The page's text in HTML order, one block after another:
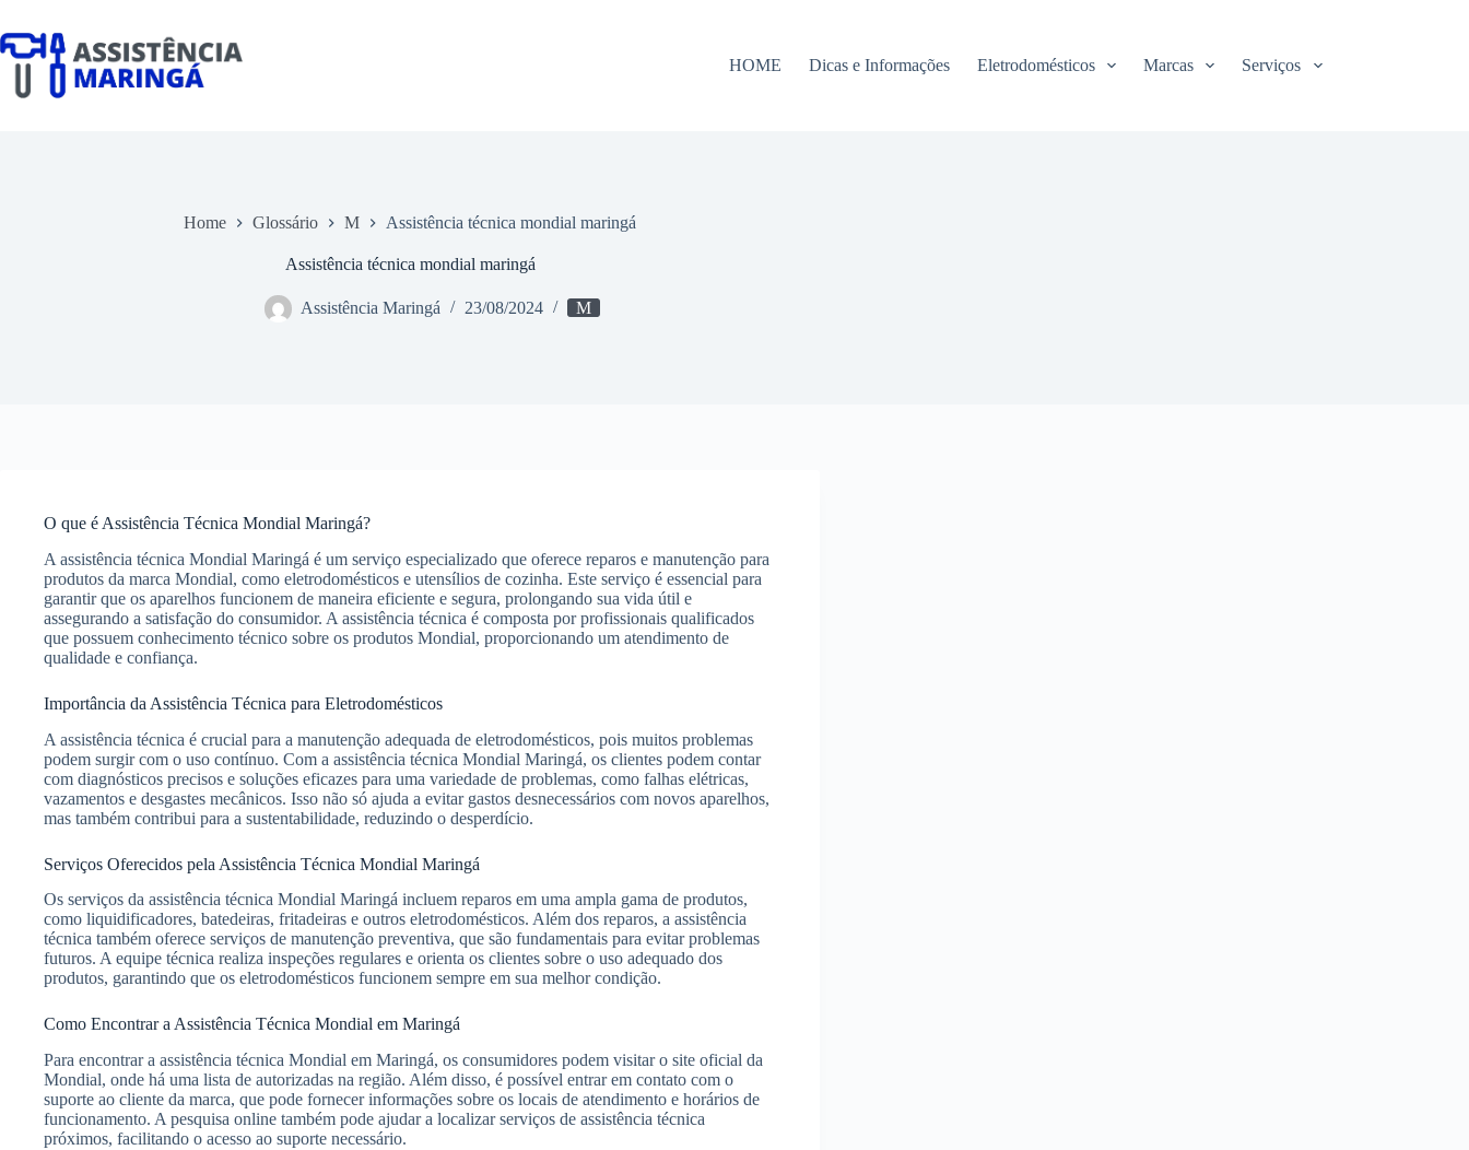
o
conteúdo
HOME Dicas e Informações Eletrodomésticos Marcas Serviços
Home Glossário M Assistência técnica mondial maringá
Assistência técnica mondial maringá
Assistência Maringá 23/08/2024 M
O que é Assistência Técnica Mondial Maringá?
A assistência técnica Mondial Maringá é um serviço especializado que oferece reparos e manutenção para
produtos da marca Mondial, como eletrodomésticos e utensílios de cozinha. Este serviço é essencial para
garantir que os aparelhos funcionem de maneira eficiente e segura, prolongando sua vida útil e
assegurando a satisfação do consumidor. A assistência técnica é composta por profissionais qualificados
que possuem conhecimento técnico sobre os produtos Mondial, proporcionando um atendimento de
qualidade e confiança.
Importância da Assistência Técnica para Eletrodomésticos
A assistência técnica é crucial para a manutenção adequada de eletrodomésticos, pois muitos problemas
podem surgir com o uso contínuo. Com a assistência técnica Mondial Maringá, os clientes podem contar
com diagnósticos precisos e soluções eficazes para uma variedade de problemas, como falhas elétricas,
vazamentos e desgastes mecânicos. Isso não só ajuda a evitar gastos desnecessários com novos aparelhos,
mas também contribui para a sustentabilidade, reduzindo o desperdício.
Serviços Oferecidos pela Assistência Técnica Mondial Maringá
Os serviços da assistência técnica Mondial Maringá incluem reparos em uma ampla gama de produtos,
como liquidificadores, batedeiras, fritadeiras e outros eletrodomésticos. Além dos reparos, a assistência
técnica também oferece serviços de manutenção preventiva, que são fundamentais para evitar problemas
futuros. A equipe técnica realiza inspeções regulares e orienta os clientes sobre o uso adequado dos
produtos, garantindo que os eletrodomésticos funcionem sempre em sua melhor condição.
Como Encontrar a Assistência Técnica Mondial em Maringá
Para encontrar a assistência técnica Mondial em Maringá, os consumidores podem visitar o site oficial da
Mondial, onde há uma lista de autorizadas na região. Além disso, é possível entrar em contato com o
suporte ao cliente da marca, que pode fornecer informações sobre os locais de atendimento e horários de
funcionamento. A pesquisa online também pode ajudar a localizar serviços de assistência técnica
próximos, facilitando o acesso ao suporte necessário.